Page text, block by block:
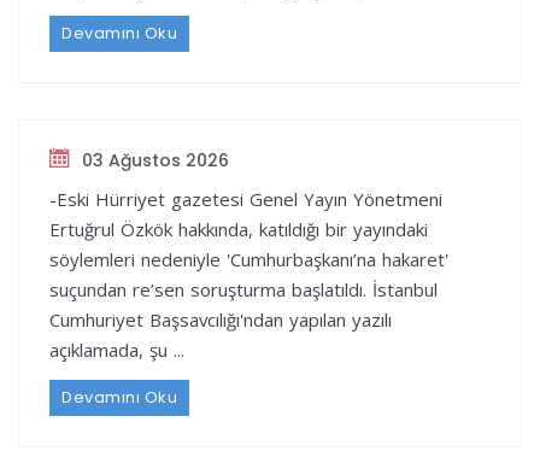
Devamını Oku
03 Ağustos 2026
-Eski Hürriyet gazetesi Genel Yayın Yönetmeni
Ertuğrul Özkök hakkında, katıldığı bir yayındaki
söylemleri nedeniyle 'Cumhurbaşkanı’na hakaret'
suçundan re’sen soruşturma başlatıldı. İstanbul
Cumhuriyet Başsavcılığı'ndan yapılan yazılı
açıklamada, şu ...
Devamını Oku